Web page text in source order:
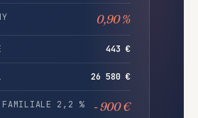
0,90 %
443 €
26 580 €
FAMILIALE 2,2 % - 900 €